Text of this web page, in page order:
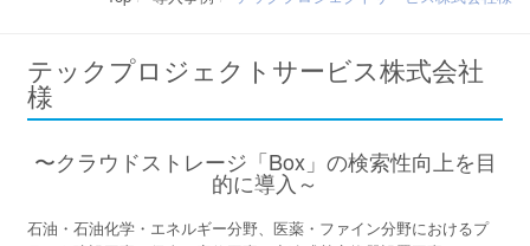
テックプロジェクトサービス株式会社
様
〜クラウドストレージ「Box」の検索性向上を目
的に導入～
石油・石油化学・エネルギー分野、医薬・ファイン分野におけるプ